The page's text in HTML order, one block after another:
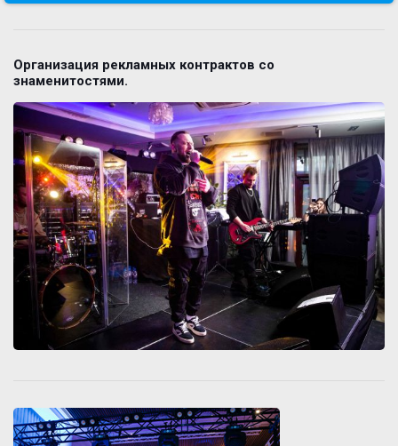
Организация рекламных контрактов со
знаменитостями.